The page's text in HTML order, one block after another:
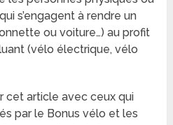
s’engagent à rendre un
ou voiture…) au profit
(vélo électrique, vélo
cet article avec ceux qui
par le Bonus vélo et les